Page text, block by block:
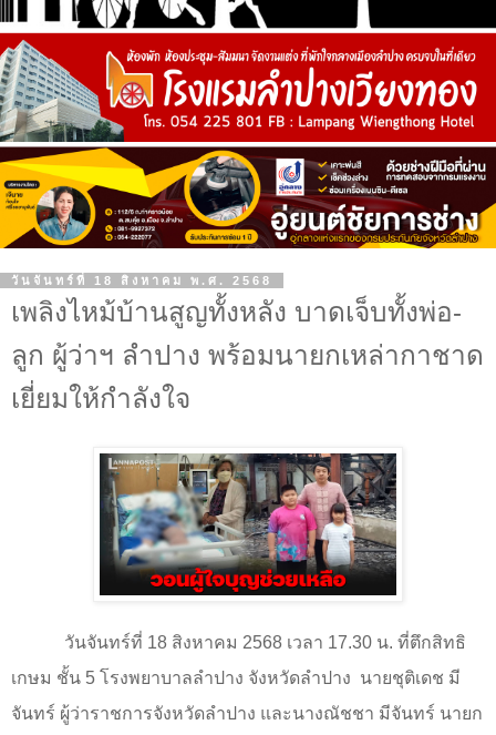
วันจันทร์ที่ 18 สิงหาคม พ.ศ. 2568
เพลิงไหม้บ้านสูญทั้งหลัง บาดเจ็บทั้งพ่อ-
ลูก ผู้ว่าฯ ลำปาง พร้อมนายกเหล่ากาชาด
เยี่ยมให้กำลังใจ
วันจันทร์ที่ 18 สิงหาคม 2568 เวลา 17.30 น. ที่ตึกสิทธิ
เกษม ชั้น 5 โรงพยาบาลลำปาง จังหวัดลำปาง นายชุติเดช มี
จันทร์ ผู้ว่าราชการจังหวัดลำปาง และนางณัชชา มีจันทร์ นายก